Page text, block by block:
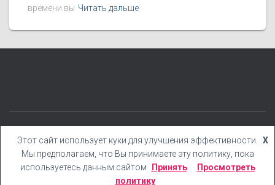
времени вы Читать дальше
КАТЕГОРИИ БЛОГ БОНУСЫ КНИГИ YOUTUBE
Hestia | РазработаноThemeIsle
Этот сайт использует куки для улучшения эффективности.
Мы предполагаем, что Вы принимаете эту политику, пока
используетесь данным сайтом
X
Принять
Просмотреть
политику